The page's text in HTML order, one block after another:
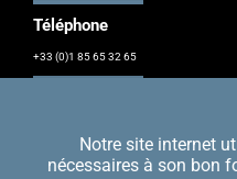
Téléphone
+33 (0)1 85 65 32 65
Contacter HMS Atlantique
Notre site internet
nécessaires à son bon